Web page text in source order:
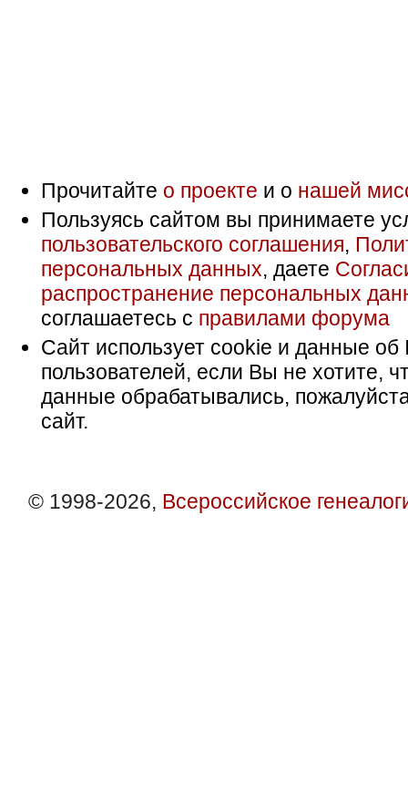
Прочитайте о проекте и о нашей
Пользуясь сайтом вы принимаете
пользовательского соглашения,
персональных данных, даете
распространение персональных
соглашаетесь с правилами форума
Сайт использует cookie и данные об
пользователей, если Вы не хотите,
данные обрабатывались,
сайт.
© 1998-2026, Всероссийское